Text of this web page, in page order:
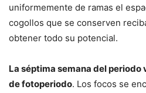
uniformemente de ramas el
cogollos que se conserven
obtener todo su potencial.
La séptima semana del
de fotoperiodo. Los focos se